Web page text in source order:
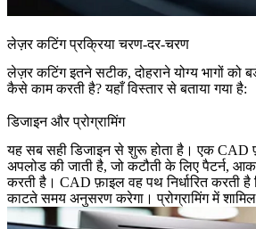
लेज़र कटिंग प्रक्रिया चरण-दर-चरण
लेज़र कटिंग इतने सटीक, दोहराने योग्य भागों को
कैसे काम करती है? यहाँ विस्तार से बताया गया है:
डिजाइन और प्रोग्रामिंग
यह सब सही डिजाइन से शुरू होता है। एक CAD
अपलोड की जाती है, जो कटौती के लिए पैटर्न,
करती है। CAD फ़ाइल वह पथ निर्धारित करती
काटते समय अनुसरण करेगा। प्रोग्रामिंग में